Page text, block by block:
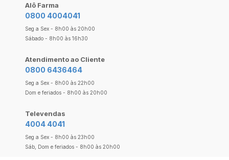
Alô Farma
0800 4004041
Seg a Sex - 8h00 às 20h00
Sábado - 8h00 às 16h30
Atendimento ao Cliente
0800 6436464
Seg a Sex - 8h00 às 22h00
Dom e feriados - 8h00 às 20h00
Televendas
4004 4041
Seg a Sex - 8h00 às 23h00
Sáb, Dom e feriados - 8h00 às 20h00